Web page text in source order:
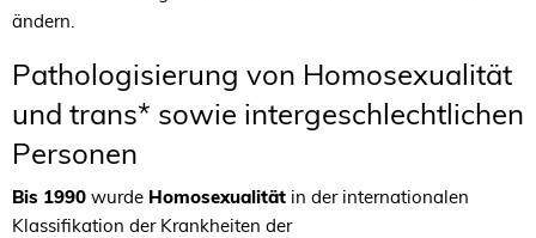
ändern.
Pathologisierung von Homosexualität
und trans* sowie intergeschlechtlichen
Personen
Bis 1990 wurde Homosexualität in der internationalen
Klassifikation der Krankheiten der